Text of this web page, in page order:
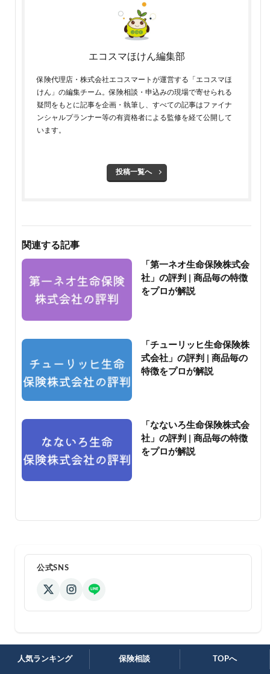
エコスマほけん編集部
保険代理店・株式会社エコスマートが運営する「エコスマほ
けん」の編集チーム。保険相談・申込みの現場で寄せられる
疑問をもとに記事を企画・執筆し、すべての記事はファイナ
ンシャルプランナー等の有資格者による監修を経て公開して
います。
投稿一覧へ
関連する記事
「第一ネオ生命保険株式会
社」の評判 | 商品毎の特徴
をプロが解説
「チューリッヒ生命保険株
式会社」の評判 | 商品毎の
特徴をプロが解説
「なないろ生命保険株式会
社」の評判 | 商品毎の特徴
をプロが解説
公式SNS
人気ランキング 保険相談 TOPへ